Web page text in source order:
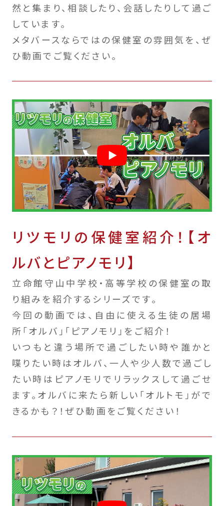
然と集まり、相談したり、会話したりして過ご
しています。
メタバースならではの保健室の雰囲気を、ぜ
ひ動画でご覧ください。
リツモリの保健室紹介！【オ
ルバとピアノモリ】
立命館守山中学校・高等学校の保健室の取
り組みを紹介するシリーズです。
今回の動画では、自由に使える生徒の居場
所「オルバ」「ピアノモリ」をご紹介！
いつもと違う場所で過ごしたい時や誰かと
喋りたい時はオルバ、一人や少人数で過ごし
たい時はピアノモリでリラックスして過ごせ
ます。オルバに来たら新しい「オルトモ」がで
きるかも？！ぜひ動画をご覧ください！